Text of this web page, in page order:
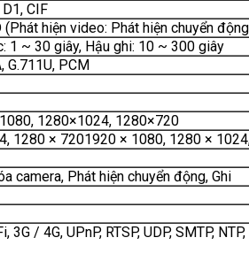
CIF
hiện video: Phát hiện chuyển
1 ~ 30 giây, Hậu ghi: 10 ~ 300 giây
G.711U, PCM
1280×1024, 1280×720
1280 × 7201920 × 1080, 1280 ×
camera, Phát hiện chuyển động, Ghi
/ 4G, UPnP, RTSP, UDP, SMTP,